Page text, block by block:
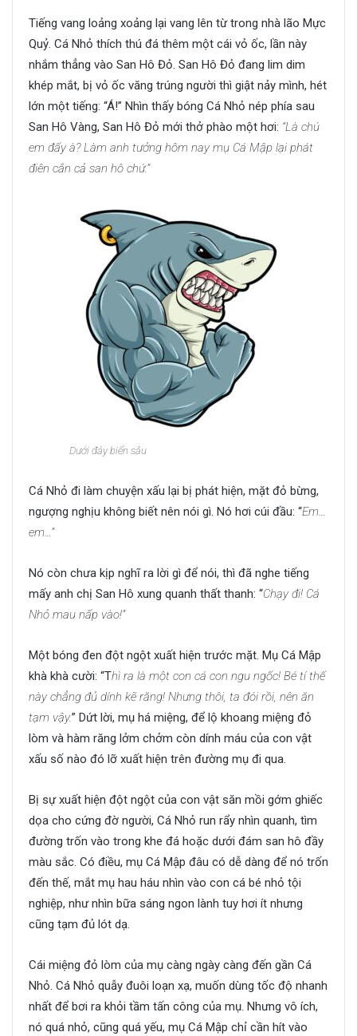
Tiếng vang loảng xoảng lại vang lên từ trong nhà lão Mực
Quỷ. Cá Nhỏ thích thú đá thêm một cái vỏ ốc, lần này
nhắm thẳng vào San Hô Đỏ. San Hô Đỏ đang lim dim
khép mắt, bị vỏ ốc văng trúng người thì giật nảy mình, hét
lớn một tiếng: “Á!” Nhìn thấy bóng Cá Nhỏ nép phía sau
San Hô Vàng, San Hô Đỏ mới thở phào một hơi: “Là chú
em đấy à? Làm anh tưởng hôm nay mụ Cá Mập lại phát
điên cắn cả san hô chứ.”
Dưới đáy biển sâu
Cá Nhỏ đi làm chuyện xấu lại bị phát hiện, mặt đỏ bừng,
ngượng nghịu không biết nên nói gì. Nó hơi cúi đầu: “Em…
em…”
Nó còn chưa kịp nghĩ ra lời gì để nói, thì đã nghe tiếng
mấy anh chị San Hô xung quanh thất thanh: “Chạy đi! Cá
Nhỏ mau nấp vào!”
Một bóng đen đột ngột xuất hiện trước mặt. Mụ Cá Mập
khà khà cười: “Thì ra là một con cá con ngu ngốc! Bé tí thế
này chẳng đủ dính kẽ răng! Nhưng thôi, ta đói rồi, nên ăn
tạm vậy.” Dứt lời, mụ há miệng, để lộ khoang miệng đỏ
lòm và hàm răng lởm chởm còn dính máu của con vật
xấu số nào đó lỡ xuất hiện trên đường mụ đi qua.
Bị sự xuất hiện đột ngột của con vật săn mồi gớm ghiếc
dọa cho cứng đờ người, Cá Nhỏ run rẩy nhìn quanh, tìm
đường trốn vào trong khe đá hoặc dưới đám san hô đầy
màu sắc. Có điều, mụ Cá Mập đâu có dễ dàng để nó trốn
đến thế, mắt mụ hau háu nhìn vào con cá bé nhỏ tội
nghiệp, như nhìn bữa sáng ngon lành tuy hơi ít nhưng
cũng tạm đủ lót dạ.
Cái miệng đỏ lòm của mụ càng ngày càng đến gần Cá
Nhỏ. Cá Nhỏ quẫy đuôi loạn xạ, muốn dùng tốc độ nhanh
nhất để bơi ra khỏi tầm tấn công của mụ. Nhưng vô ích,
nó quá nhỏ, cũng quá yếu, mụ Cá Mập chỉ cần hít vào